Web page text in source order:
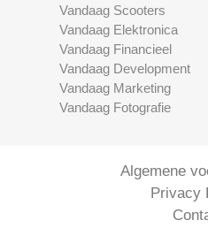
Vandaag Scooters
Vandaag Elektronica
Vandaag Financieel
Vandaag Development
Vandaag Marketing
Vandaag Fotografie
Algemene
Privacy